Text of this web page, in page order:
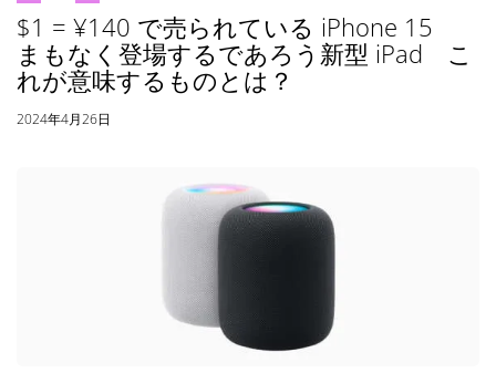
$1 = ¥140 で売られている iPhone 15
まもなく登場するであろう新型 iPad こ
れが意味するものとは？
2024年4月26日